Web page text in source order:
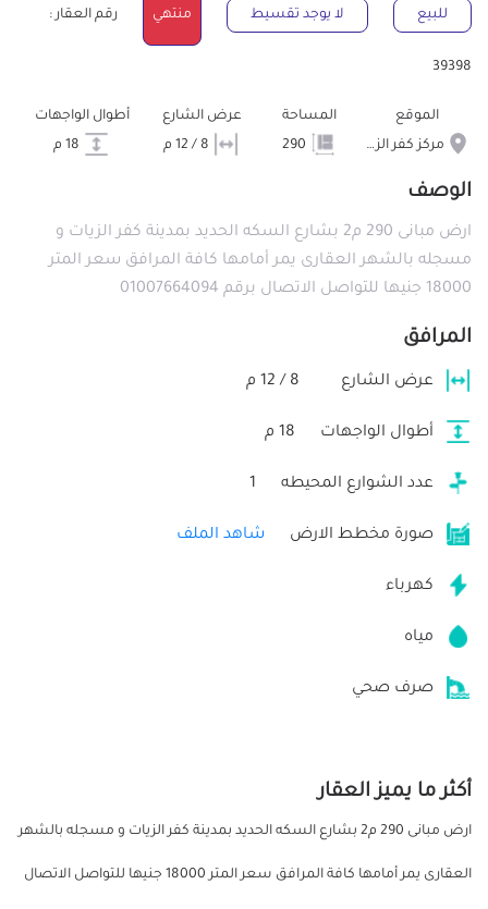
للبيع لا يوجد تقسيط منتهي رقم العقار :
39398
الموقع
مركز كفر الزيات
المساحة
عرض الشارع
أطوال الواجهات
الوصف
ارض مبانى 290 م2 بشارع السكه الحديد بمدينة كفر الزيات و
مسجله بالشهر العقارى يمر أمامها كافة المرافق سعر المتر
18000 جنيها للتواصل الاتصال برقم 01007664094
المرافق
عرض الشارع 8 / 12 م
أطوال الواجهات 18 م
عدد الشوارع المحيطه 1
صورة مخطط الارض شاهد الملف
كهرباء
مياه
صرف صحي
أكثر ما يميز العقار
ارض مبانى 290 م2 بشارع السكه الحديد بمدينة كفر الزيات و مسجله بالشهر
العقارى يمر أمامها كافة المرافق سعر المتر 18000 جنيها للتواصل الاتصال